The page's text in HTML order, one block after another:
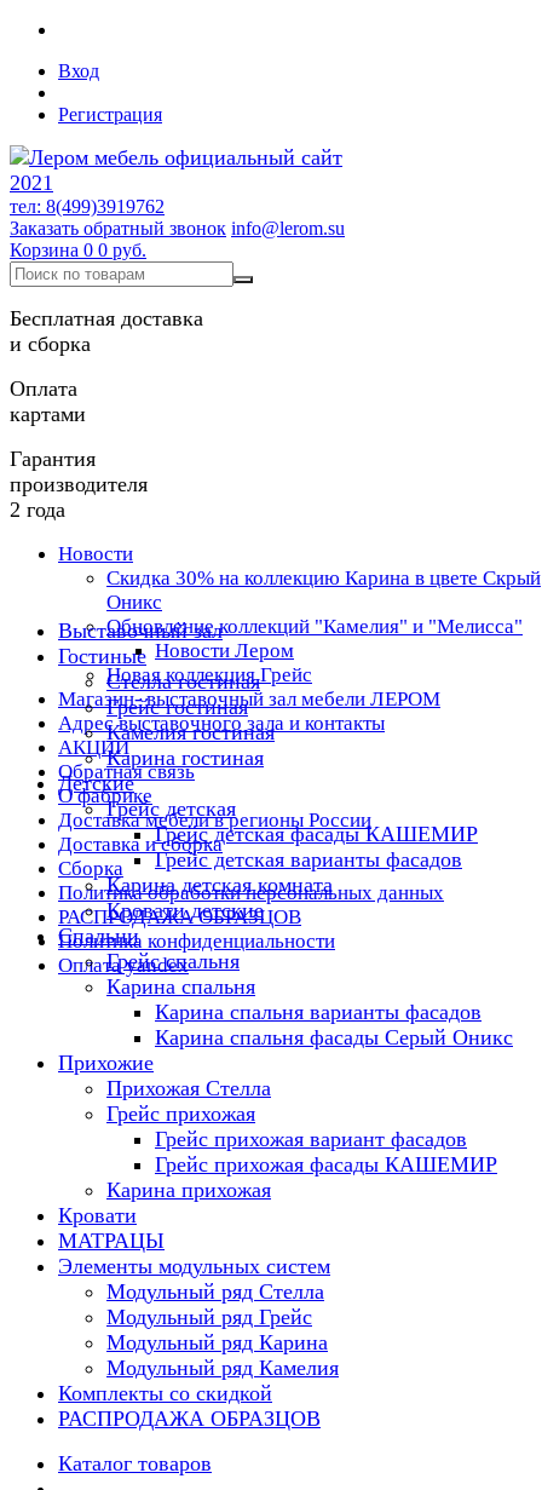
Вход
Регистрация
тел: 8(499)3919762
Заказать обратный звонок info@lerom.su
Корзина 0 0 руб.
Бесплатная доставка
и сборка
Оплата
картами
Гарантия
производителя
2 года
Новости
Скидка 30% на коллекцию Карина в цвете Скрый
Оникс
Обновление коллекций "Камелия" и "Мелисса"
Новости Лером
Новая коллекция Грейс
Магазин- выставочный зал мебели ЛЕРОМ
Адрес выставочного зала и контакты
АКЦИИ
Обратная связь
О фабрике
Доставка мебели в регионы России
Доставка и сборка
Сборка
Политика обработки персональных данных
РАСПРОДАЖА ОБРАЗЦОВ
Политика конфиденциальности
Оплата yandex
Выставочный зал
Гостиные
Стелла гостиная
Грейс гостиная
Камелия гостиная
Карина гостиная
Детские
Грейс детская
Грейс детская фасады КАШЕМИР
Грейс детская варианты фасадов
Карина детская комната
Кровати детские
Спальни
Грейс спальня
Карина спальня
Карина спальня варианты фасадов
Карина спальня фасады Серый Оникс
Прихожие
Прихожая Стелла
Грейс прихожая
Грейс прихожая вариант фасадов
Грейс прихожая фасады КАШЕМИР
Карина прихожая
Кровати
МАТРАЦЫ
Элементы модульных систем
Модульный ряд Стелла
Модульный ряд Грейс
Модульный ряд Карина
Модульный ряд Камелия
Комплекты со скидкой
РАСПРОДАЖА ОБРАЗЦОВ
Каталог товаров